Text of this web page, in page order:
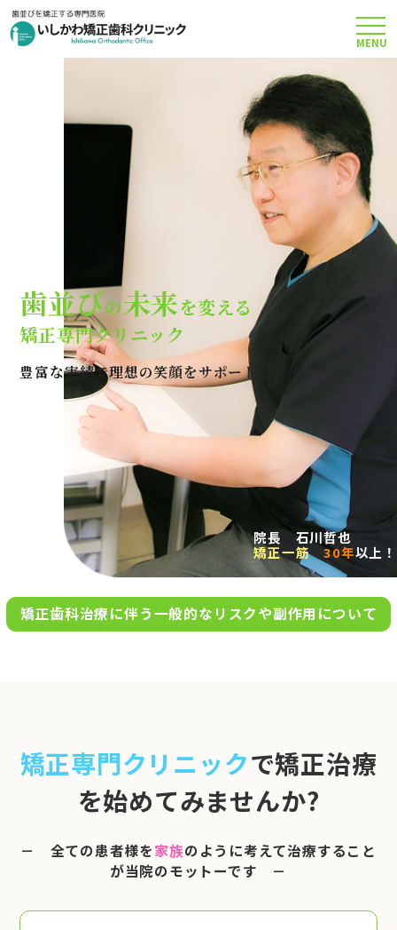
矯正治療について
当院のこだわり
費用について
クリニック案内
Q＆A
アクセス
お問い合わせ
完全
0120-695-578
※日曜は不定期で診療してい
ます
MENU
歯並びの未来を変える
矯正専門クリニック
豊富な実績で理想の笑顔をサポートします
院長 石川哲也
矯正一筋
30年以上！
矯正歯科治療に伴う一般的なリスクや副作用について
矯正専門クリニックで矯正治療
を始めてみませんか?
－ 全ての患者様を家族のように考えて治療すること
が当院のモットーです －